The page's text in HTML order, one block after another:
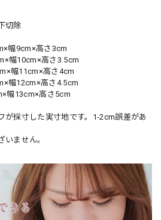
切除
幅9cm×高さ3cm
幅10cm×高さ3.5cm
幅11cm×高さ4cm
幅12cm×高さ4.5cm
幅13cm×高さ5cm
採寸した実寸地です。1-2cm誤差があ
ません。